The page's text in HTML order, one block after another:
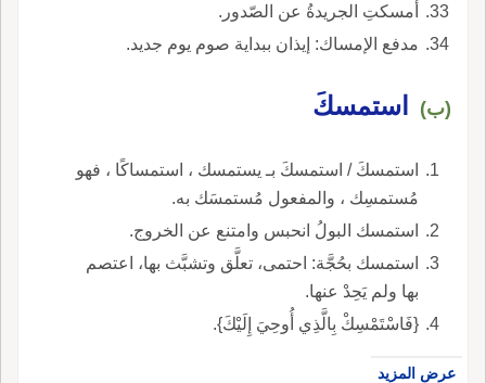
أمسكتِ الجريدةُ عن الصّدور.
مدفع الإمساك: إيذان ببداية صوم يوم جديد.
(ب) استمسكَ
استمسكَ / استمسكَ بـ يستمسك ، استمساكًا ، فهو
مُستمسِك ، والمفعول مُستمسَك به.
استمسك البولُ انحبس وامتنع عن الخروج.
استمسك بحُجَّة: احتمى، تعلَّق وتشبَّث بها، اعتصم
بها ولم يَحِدْ عنها.
{فَاسْتَمْسِكْ بِالَّذِي أُوحِيَ إِلَيْكَ}.
عرض المزيد